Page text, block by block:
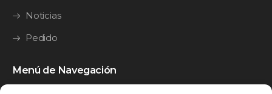
Noticias
Pedido
Menú de Navegación